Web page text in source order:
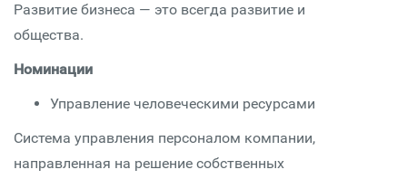
Развитие бизнеса — это всегда развитие и
общества.
Номинации
Управление человеческими ресурсами
Cистема управления персоналом компании,
направленная на решение собственных